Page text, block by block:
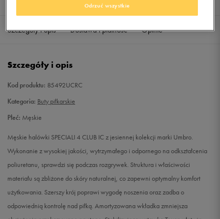
42 26,5 cm
43 27,5 cm Powiadom o dostępności
44 28,5 cm Powiadom o dostępności
Szczegóły i opis Dostawa i płatność Opinie
Szczegóły i opis
Kod produktu: 85492UCRC
Kategoria: Buty piłkarskie
Płeć: Męskie
Męskie halówki SPECIALI 4 CLUB IC z jesiennej kolekcji marki Umbro.
Wykonanie z wysokiej jakości, wytrzymałego i odpornego na odkształcenia
poliuretanu, sprawdzi się podczas rozgrywek. Struktura i właściwości
materiału są zbliżone do skóry naturalnej, co zapewni optymalny komfort
użytkowania. Szerszy krój poprawi wygodę noszenia oraz zadba o
odpowiednią kontrolę nad piłką. Amortyzowana wkładka zmniejsza
Odrzuć wszystkie